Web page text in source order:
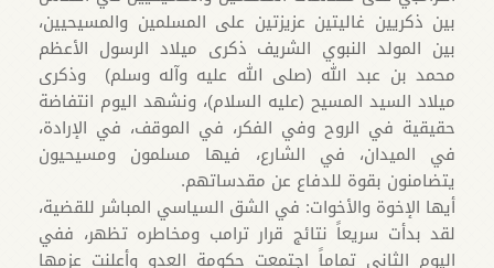
بين ذكريين غاليتين عزيزتين على المسلمين والمسيحيين،
بين المولد النبوي الشريف ذكرى ميلاد الرسول الأعظم
محمد بن عبد الله (صلى الله عليه وآله وسلم) وذكرى
ميلاد السيد المسيح (عليه السلام)، ونشهد اليوم انتفاضة
حقيقية في الروح وفي الفكر، في الموقف، في الإرادة،
في الميدان، في الشارع، فيها مسلمون ومسيحيون
يتضامنون بقوة للدفاع عن مقدساتهم.
أيها الإخوة والأخوات: في الشق السياسي المباشر للقضية،
لقد بدأت سريعاً نتائج قرار ترامب ومخاطره تظهر، ففي
اليوم الثاني تماماً اجتمعت حكومة العدو وأعلنت عزمها